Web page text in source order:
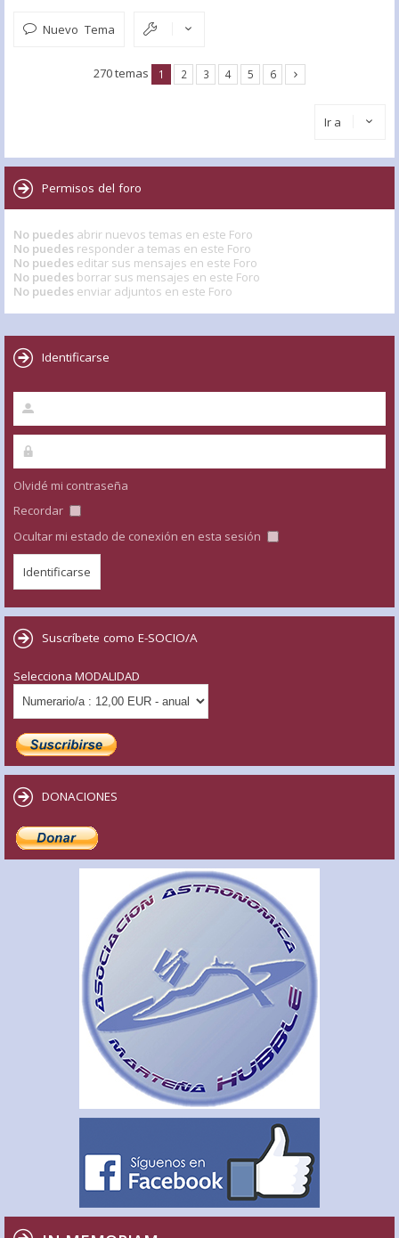
Nuevo Tema
270 temas 1 2 3 4 5 6
Ir a
Permisos del foro
No puedes abrir nuevos temas en este Foro
No puedes responder a temas en este Foro
No puedes editar sus mensajes en este Foro
No puedes borrar sus mensajes en este Foro
No puedes enviar adjuntos en este Foro
Identificarse
Olvidé mi contraseña
Recordar
Ocultar mi estado de conexión en esta sesión
Suscríbete como E-SOCIO/A
Selecciona MODALIDAD
DONACIONES